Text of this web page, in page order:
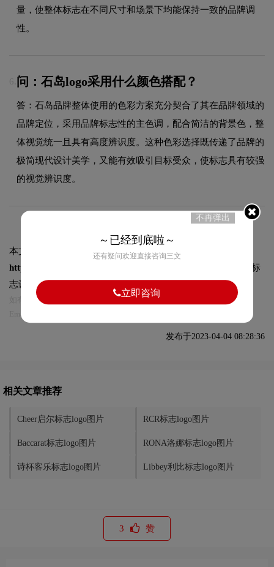
量，使整体标志在不同尺寸和场景下均能保持一致的品牌调
性。
6. 问：石岛logo采用什么颜色搭配？
答：石岛品牌整体使用的色彩方案充分契合了其在品牌领域的
品牌定位，采用品牌标志性的主色调，配合简洁的背景色，整
体视觉统一且具有高度辨识度。这种色彩选择既传递了品牌的
极简现代设计美学，又能有效吸引目标受众，使标志具有较强
的视觉辨识度。
本文标题和链接
石岛标志logo图片:
https://logo9.net/works/10737.html
转载时请注明出处为诗宸标
志设计及本链接!
如有内容侵犯您的合法权益，请及时与我们联系
Email:75696531@qq.com，我们将第一时间安排删除。
发布于2023-04-04 08:28:36
相关文章推荐
Cheer启尔标志logo图片 RCR标志logo图片
Baccarat标志logo图片 RONA洛娜标志logo图片
诗杯客乐标志logo图片 Libbey利比标志logo图片
3 赞
不再弹出
～已经到底啦～
还有疑问欢迎直接咨询三文
立即咨询